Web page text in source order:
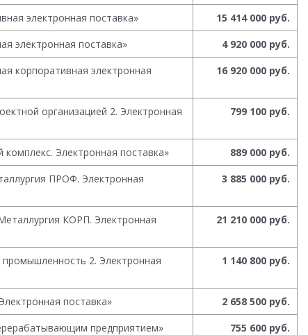
электронная поставка»
15 414 000 руб.
электронная поставка»
4 920 000 руб.
корпоративная электронная
16 920 000 руб.
организацией 2. Электронная
799 100 руб.
Электронная поставка»
889 000 руб.
ПРОФ. Электронная
3 885 000 руб.
КОРП. Электронная
21 210 000 руб.
2. Электронная
1 140 800 руб.
поставка»
2 658 500 руб.
предприятием»
755 600 руб.